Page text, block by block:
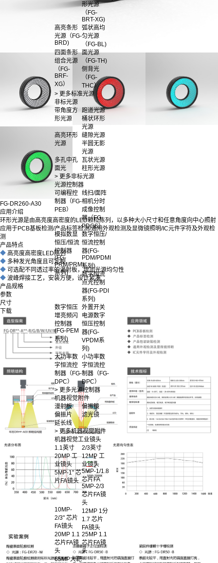
形光源
（FG-
BRT-XG)
高亮条形
光源（FG-
BRD)
弧状高均
匀光源
（FG-BL)
四面条形
组合光源
（FG-
BRF-
XG）
面光源
（FG-TH)
侧背光
（FG-
THC）
> 更多标准光源
非标光源
带角度方
形光源
跑道光源
桶状环形
光源
高亮环形
光源
缝隙光源
半圆无影
光源
多孔中孔
面光
瓦状光源
柱形光源
> 更多非标光源
光源控制器
可编程控
制器（FG-
PEB）
线扫/面阵
相机分时
成像控制
器（FG-
PDGS）
模拟数显
恒压/恒流
控制器
(FG-
PRM/PRMI
系列)
数字恒压/
恒流控制
器(FG-
PDM/PDMI
系列)
数字恒流
点光控制
器(FG-PDI
系列)
数字恒压
增亮频闪
控制器
(FG-PEM
系列)
外置开关
电源数字
恒压控制
器(FG-
VPDM系
列)
大功率数
字恒流控
制器（FG-
DPC）
小功率数
字恒流控
制器（FG-
DPC）
> 更多光源控制器
机器视觉附件
漫射板
偏振镜
偏振片
滤光镜
延长线
> 更多机器视觉附件
机器视觉工业镜头
1.1英寸
20MP 工
业镜头
2/3英寸
12MP 工
业镜头
5MP-1" 芯
片FA镜头
5MP-1/1.8
芯片FA
5MP-2/3
芯片FA镜
头
10MP-
2/3" 芯片
FA镜头
12MP 1分
1.7 芯片
FA镜头
20MP 1.1
芯片FA镜
头
25MP 1.1
芯片FA镜
头
65MP大靶
FG-DR260-A30
应用介绍
环形光源是由高亮度高密度的LED颗粒陈列，以多种大小尺寸和任意角度向中心照射
应用于PCB基板检测/产品标签检测/通用外观检测及显微镜照明/IC元件字符及外观检
测
产品特点
◆ 高亮度高密度LED陈列
◆ 多种发光角度且可定制
◆ 可选配不同透过率的漫射板，增加光源均匀性
◆ 波峰焊接工艺，安装方便，设计紧凑
产品规格
参数
尺寸
下载